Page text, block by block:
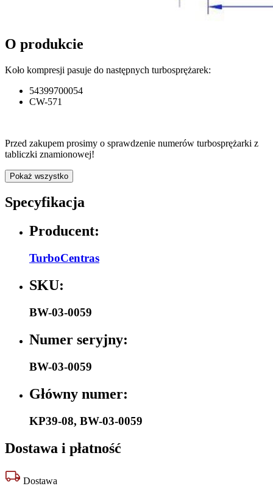
O produkcie
Koło kompresji pasuje do następnych turbosprężarek:
54399700054
CW-571
Przed zakupem prosimy o sprawdzenie numerów turbosprężarki z
tabliczki znamionowej!
Pokaż wszystko
Specyfikacja
Producent:
TurboCentras
SKU:
BW-03-0059
Numer seryjny:
BW-03-0059
Główny numer:
KP39-08, BW-03-0059
Dostawa i płatność
Dostawa